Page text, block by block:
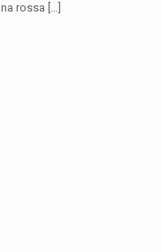
rossa […]